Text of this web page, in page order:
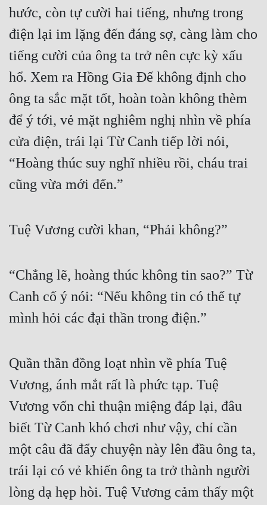
hước, còn tự cười hai tiếng, nhưng trong
điện lại im lặng đến đáng sợ, càng làm cho
tiếng cười của ông ta trở nên cực kỳ xấu
hổ. Xem ra Hồng Gia Đế không định cho
ông ta sắc mặt tốt, hoàn toàn không thèm
để ý tới, vẻ mặt nghiêm nghị nhìn về phía
cửa điện, trái lại Từ Canh tiếp lời nói,
“Hoàng thúc suy nghĩ nhiều rồi, cháu trai
cũng vừa mới đến.”
Tuệ Vương cười khan, “Phải không?”
“Chẳng lẽ, hoàng thúc không tin sao?” Từ
Canh cố ý nói: “Nếu không tin có thể tự
mình hỏi các đại thần trong điện.”
Quần thần đồng loạt nhìn về phía Tuệ
Vương, ánh mắt rất là phức tạp. Tuệ
Vương vốn chỉ thuận miệng đáp lại, đâu
biết Từ Canh khó chơi như vậy, chỉ cần
một câu đã đẩy chuyện này lên đầu ông ta,
trái lại có vẻ khiến ông ta trở thành người
lòng dạ hẹp hòi. Tuệ Vương cảm thấy một